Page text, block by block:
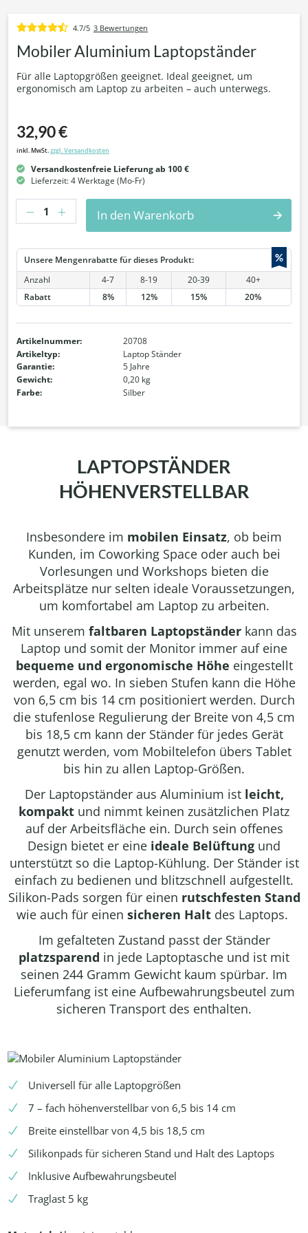
4.7/5 3 Bewertungen
Mobiler Aluminium Laptopständer
Für alle Laptopgrößen geeignet. Ideal geeignet, um
ergonomisch am Laptop zu arbeiten – auch unterwegs.
32,90 €
inkl. MwSt.zzgl. Versandkosten
Versandkostenfreie Lieferung ab 100 €
Lieferzeit: 4 Werktage (Mo-Fr)
Anzahl
In den Warenkorb
%
Unsere Mengenrabatte für dieses Produkt:
Anzahl
4-7 8-19 20-39
40+
Rabatt
8% 12% 15% 20%
Artikelnummer:
20708
Artikeltyp:
Laptop Ständer
Garantie:
5 Jahre
Gewicht:
0,20 kg
Farbe:
Silber
LAPTOPSTÄNDER
HÖHENVERSTELLBAR
Insbesondere im mobilen Einsatz, ob beim
Kunden, im Coworking Space oder auch bei
Vorlesungen und Workshops bieten die
Arbeitsplätze nur selten ideale Voraussetzungen,
um komfortabel am Laptop zu arbeiten.
Mit unserem faltbaren Laptopständerkann das
Laptop und somit der Monitor immer auf eine
bequeme und ergonomische Höhe eingestellt
werden, egal wo. In sieben Stufen kann die Höhe
von 6,5 cm bis 14 cm positioniert werden. Durch
die stufenlose Regulierung der Breite von 4,5 cm
bis 18,5 cm kann der Ständer für jedes Gerät
genutzt werden, vom Mobiltelefon übers Tablet
bis hin zu allen Laptop-Größen.
Der Laptopständer aus Aluminium ist leicht,
kompakt und nimmt keinen zusätzlichen Platz
auf der Arbeitsfläche ein. Durch sein offenes
Design bietet er eine ideale Belüftung und
unterstützt so die Laptop-Kühlung. Der Ständer ist
einfach zu bedienen und blitzschnell aufgestellt.
Silikon-Pads sorgen für einen rutschfesten Stand
wie auch für einen sicheren Halt des Laptops.
Im gefalteten Zustand passt der Ständer
platzsparend in jede Laptoptasche und ist mit
seinen 244 Gramm Gewicht kaum spürbar. Im
Lieferumfang ist eine Aufbewahrungsbeutel zum
sicheren Transport des enthalten.
Universell für alle Laptopgrößen
7 – fach höhenverstellbar von 6,5 bis 14 cm
Breite einstellbar von 4,5 bis 18,5 cm
Silikonpads für sicheren Stand und Halt des Laptops
Inklusive Aufbewahrungsbeutel
Traglast 5 kg